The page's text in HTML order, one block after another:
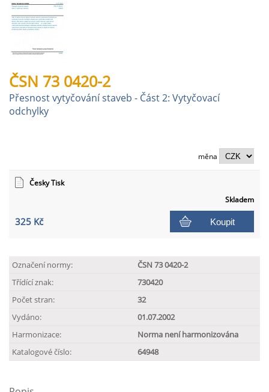
ČSN 73 0420-2
Přesnost vytyčování staveb - Část 2: Vytyčovací
odchylky
měna
Česky Tisk
Skladem
325 Kč Koupit
Označení normy:
ČSN 73 0420-2
Třídící znak:
730420
Počet stran:
32
Vydáno:
01.07.2002
Harmonizace:
Norma není harmonizována
Katalogové číslo:
64948